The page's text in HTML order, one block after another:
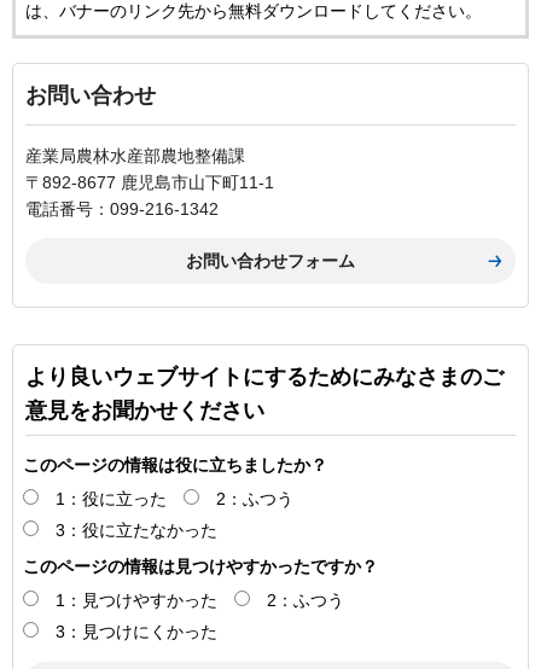
は、バナーのリンク先から無料ダウンロードしてください。
お問い合わせ
産業局農林水産部農地整備課
〒892-8677 鹿児島市山下町11-1
電話番号：099-216-1342
より良いウェブサイトにするためにみなさまのご
意見をお聞かせください
このページの情報は役に立ちましたか？
1：役に立った
2：ふつう
3：役に立たなかった
このページの情報は見つけやすかったですか？
1：見つけやすかった
2：ふつう
3：見つけにくかった